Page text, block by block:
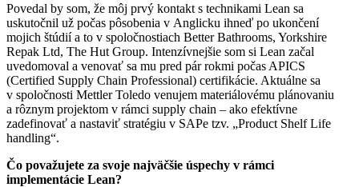
Povedal by som, že môj prvý kontakt s technikami Lean sa
uskutočnil už počas pôsobenia v Anglicku ihneď po ukončení
mojich štúdií a to v spoločnostiach Better Bathrooms, Yorkshire
Repak Ltd, The Hut Group. Intenzívnejšie som si Lean začal
uvedomoval a venovať sa mu pred pár rokmi počas APICS
(Certified Supply Chain Professional) certifikácie. Aktuálne sa
v spoločnosti Mettler Toledo venujem materiálovému plánovaniu
a rôznym projektom v rámci supply chain – ako efektívne
zadefinovať a nastaviť stratégiu v SAPe tzv. „Product Shelf Life
handling“.
Čo považujete za svoje najväčšie úspechy v rámci
implementácie Lean?